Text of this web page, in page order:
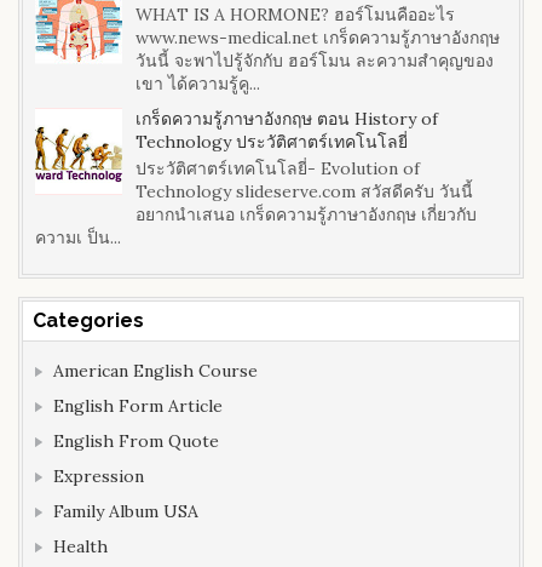
WHAT IS A HORMONE? ฮอร์โมนคืออะไร
www.news-medical.net เกร็ดความรู้ภาษาอังกฤษ
วันนี้ จะพาไปรู้จักกับ ฮอร์โมน ละความสำคุญของ
เขา ได้ความรู้คู...
เกร็ดความรู้ภาษาอังกฤษ ตอน History of
Technology ประวัติศาตร์เทคโนโลยี่
ประวัติศาตร์เทคโนโลยี่- Evolution of
Technology slideserve.com สวัสดีครับ วันนี้
อยากนำเสนอ เกร็ดความรู้ภาษาอังกฤษ เกี่ยวกับ
ความเ ป็น...
Categories
American English Course
English Form Article
English From Quote
Expression
Family Album USA
Health